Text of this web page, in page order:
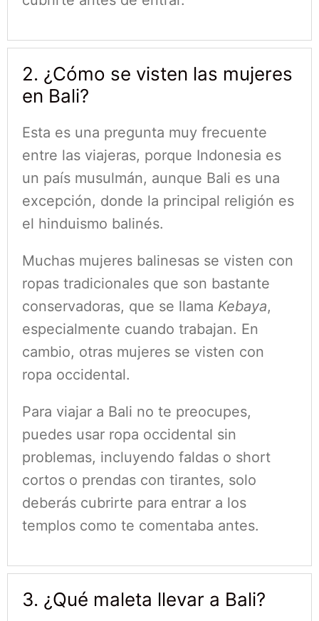
2. ¿Cómo se visten las mujeres
en Bali?
Esta es una pregunta muy frecuente
entre las viajeras, porque Indonesia es
un país musulmán, aunque Bali es una
excepción, donde la principal religión es
el hinduismo balinés.
Muchas mujeres balinesas se visten con
ropas tradicionales que son bastante
conservadoras, que se llama Kebaya,
especialmente cuando trabajan. En
cambio, otras mujeres se visten con
ropa occidental.
Para viajar a Bali no te preocupes,
puedes usar ropa occidental sin
problemas, incluyendo faldas o short
cortos o prendas con tirantes, solo
deberás cubrirte para entrar a los
templos como te comentaba antes.
3. ¿Qué maleta llevar a Bali?